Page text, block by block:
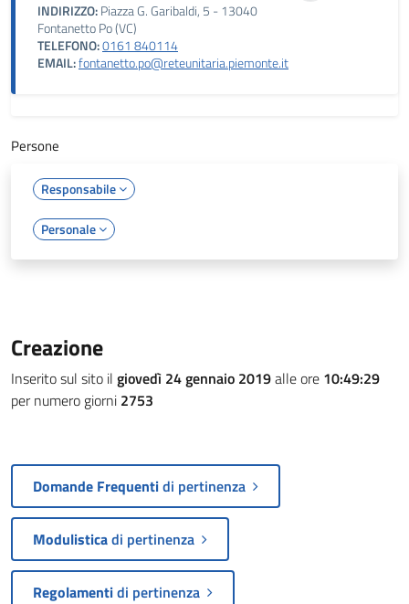
INDIRIZZO:Piazza G. Garibaldi, 5 - 13040
Fontanetto Po (VC)
TELEFONO:0161 840114
EMAIL:fontanetto.po@reteunitaria.piemonte.it
Persone
Responsabile
Personale
Creazione
Inserito sul sito il giovedì 24 gennaio 2019alle ore 10:49:29
per numero giorni 2753
Domande Frequentidi pertinenza
Modulisticadi pertinenza
Regolamentidi pertinenza